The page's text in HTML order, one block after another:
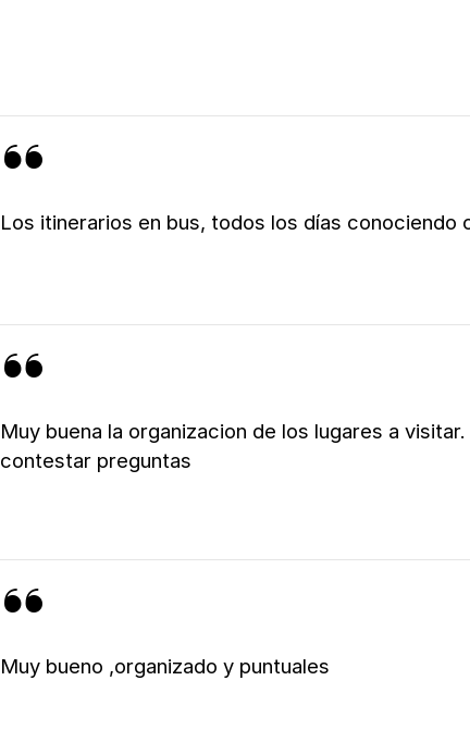
Los itinerarios en bus, todos los días conociendo
Muy buena la organizacion de los lugares a
contestar preguntas
Muy bueno ,organizado y puntuales